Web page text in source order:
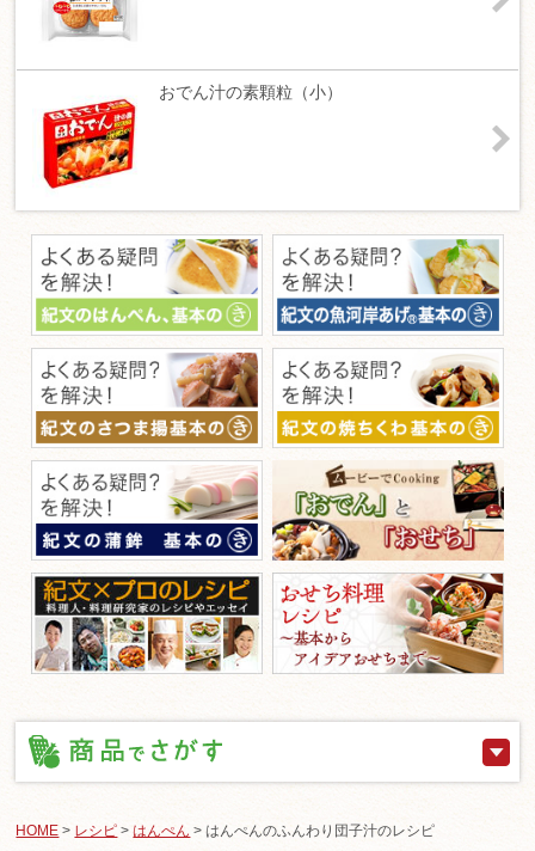
HOME > レシピ >はんぺん > はんぺんのふんわり団子汁のレシピ
おでん汁の素顆粒（小）